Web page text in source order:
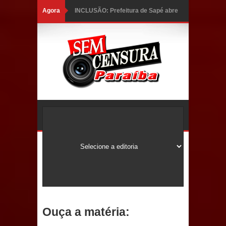
Agora INCLUSÃO: Prefeitura de Sapé abre
Social; veja documentação
necessária!
Ouça a matéria: